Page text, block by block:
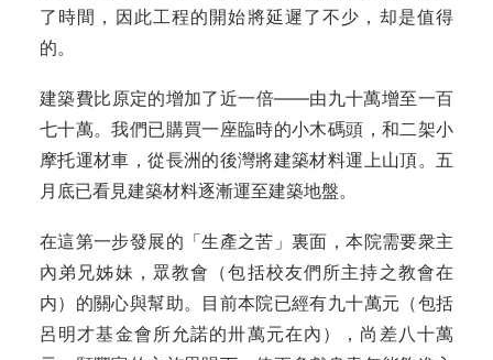
了時間，因此工程的開始將延遲了不少，却是值得
的。
建築費比原定的增加了近一倍——由九十萬增至一百
七十萬。我們已購買一座臨時的小木碼頭，和二架小
摩托運材車，從長洲的後灣將建築材料運上山頂。五
月底已看見建築材料逐漸運至建築地盤。
在這第一步發展的「生產之苦」裏面，本院需要衆主
內弟兄姊妹，眾教會（包括校友們所主持之教會在
内）的關心與幫助。目前本院已經有九十萬元（包括
呂明才基金會所允諾的卅萬元在內），尚差八十萬